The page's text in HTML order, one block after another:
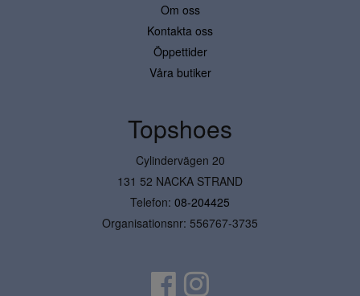
Om oss
Kontakta oss
Öppettider
Våra butiker
Topshoes
Cylindervägen 20
131 52 NACKA STRAND
Telefon: 08-204425
Organisationsnr: 556767-3735